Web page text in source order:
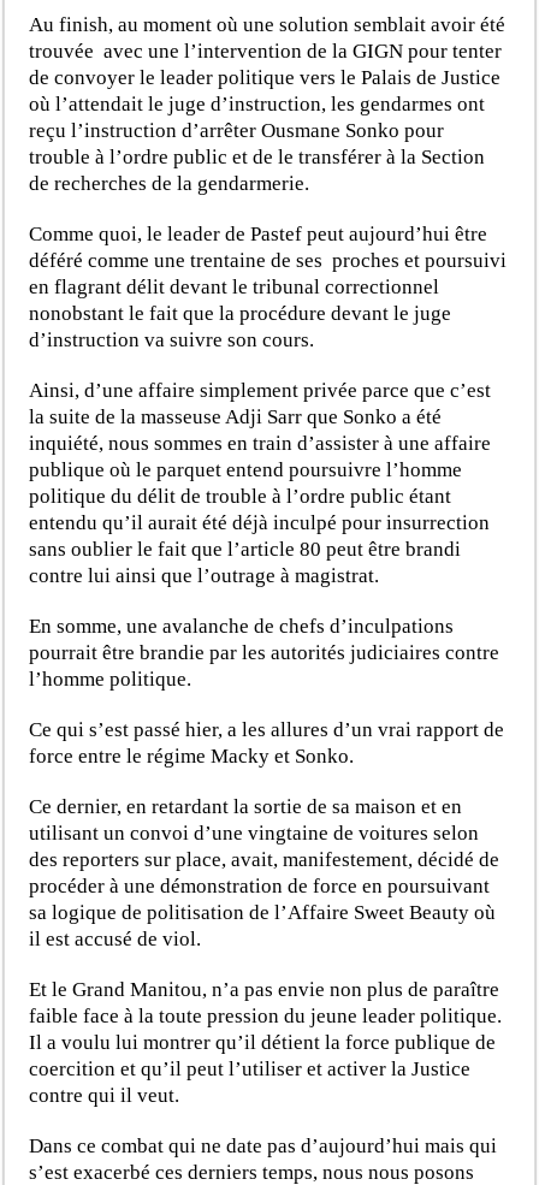
Au finish, au moment où une solution semblait avoir été
trouvée avec une l’intervention de la GIGN pour tenter
de convoyer le leader politique vers le Palais de Justice
où l’attendait le juge d’instruction, les gendarmes ont
reçu l’instruction d’arrêter Ousmane Sonko pour
trouble à l’ordre public et de le transférer à la Section
de recherches de la gendarmerie.
Comme quoi, le leader de Pastef peut aujourd’hui être
déféré comme une trentaine de ses proches et poursuivi
en flagrant délit devant le tribunal correctionnel
nonobstant le fait que la procédure devant le juge
d’instruction va suivre son cours.
Ainsi, d’une affaire simplement privée parce que c’est
la suite de la masseuse Adji Sarr que Sonko a été
inquiété, nous sommes en train d’assister à une affaire
publique où le parquet entend poursuivre l’homme
politique du délit de trouble à l’ordre public étant
entendu qu’il aurait été déjà inculpé pour insurrection
sans oublier le fait que l’article 80 peut être brandi
contre lui ainsi que l’outrage à magistrat.
En somme, une avalanche de chefs d’inculpations
pourrait être brandie par les autorités judiciaires contre
l’homme politique.
Ce qui s’est passé hier, a les allures d’un vrai rapport de
force entre le régime Macky et Sonko.
Ce dernier, en retardant la sortie de sa maison et en
utilisant un convoi d’une vingtaine de voitures selon
des reporters sur place, avait, manifestement, décidé de
procéder à une démonstration de force en poursuivant
sa logique de politisation de l’Affaire Sweet Beauty où
il est accusé de viol.
Et le Grand Manitou, n’a pas envie non plus de paraître
faible face à la toute pression du jeune leader politique.
Il a voulu lui montrer qu’il détient la force publique de
coercition et qu’il peut l’utiliser et activer la Justice
contre qui il veut.
Dans ce combat qui ne date pas d’aujourd’hui mais qui
s’est exacerbé ces derniers temps, nous nous posons